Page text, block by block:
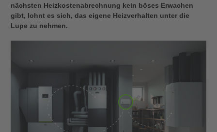
nächsten Heizkostenabrechnung kein böses Erwachen
gibt, lohnt es sich, das eigene Heizverhalten unter die
Lupe zu nehmen.